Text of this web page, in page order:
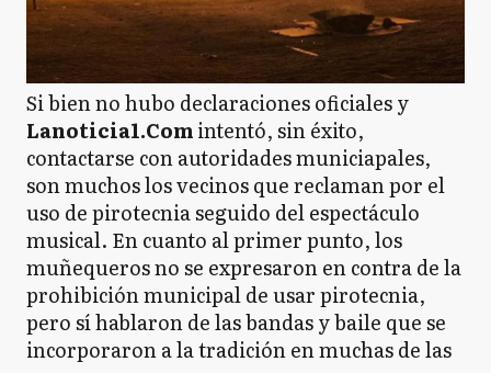
Si bien no hubo declaraciones oficiales y
Lanoticia1.Comintentó, sin éxito,
contactarse con autoridades municiapales,
son muchos los vecinos que reclaman por el
uso de pirotecnia seguido del espectáculo
musical. En cuanto al primer punto, los
muñequeros no se expresaron en contra de la
prohibición municipal de usar pirotecnia,
pero sí hablaron de las bandas y baile que se
incorporaron a la tradición en muchas de las